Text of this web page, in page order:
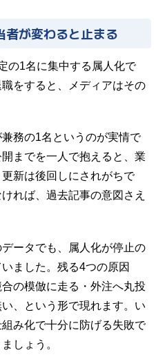
者が変わると止まる
の1名に集中する属人化で
をすると、メディアはその
務の1名というのが実情で
までを一人で抱えると、業
新は後回しにされがちで
れば、過去記事の意図さえ
ータでも、属人化が停止の
ました。残る4つの原因
の模倣に走る・外注へ丸投
、という形で現れます。い
み化で十分に防げる失敗で
しょう。